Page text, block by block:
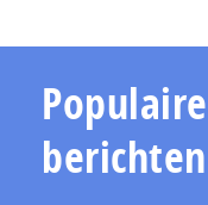
Populaire
berichten